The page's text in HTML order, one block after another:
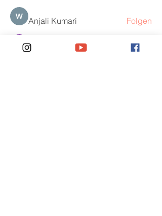
Anjali Kumari Folgen
Peter Pearson
Folgen